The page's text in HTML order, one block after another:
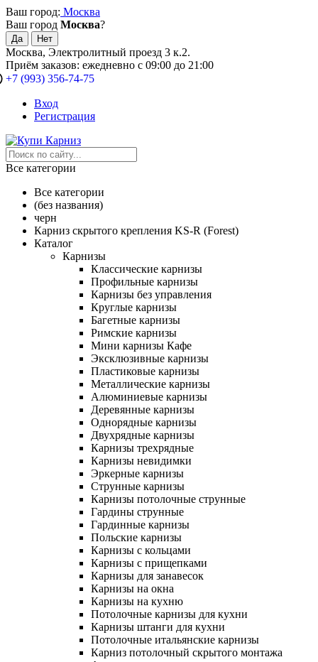
Ваш город: Москва
Ваш город Москва?
Москва, Электролитный проезд 3 к.2.
Приём заказов: ежедневно с 09:00 до 21:00
+7 (993) 356-74-75
Вход
Регистрация
Все категории
Все категории
(без названия)
черн
Карниз скрытого крепления KS-R (Forest)
Каталог
Карнизы
Классические карнизы
Профильные карнизы
Карнизы без управления
Круглые карнизы
Багетные карнизы
Римские карнизы
Мини карнизы Кафе
Эксклюзивные карнизы
Пластиковые карнизы
Металлические карнизы
Алюминиевые карнизы
Деревянные карнизы
Однорядные карнизы
Двухрядные карнизы
Карнизы трехрядные
Карнизы невидимки
Эркерные карнизы
Струнные карнизы
Карнизы потолочные струнные
Гардины струнные
Гардинные карнизы
Польские карнизы
Карнизы с кольцами
Карнизы с прищепками
Карнизы для занавесок
Карнизы на окна
Карнизы на кухню
Потолочные карнизы для кухни
Карнизы штанги для кухни
Потолочные итальянские карнизы
Карниз потолочный скрытого монтажа